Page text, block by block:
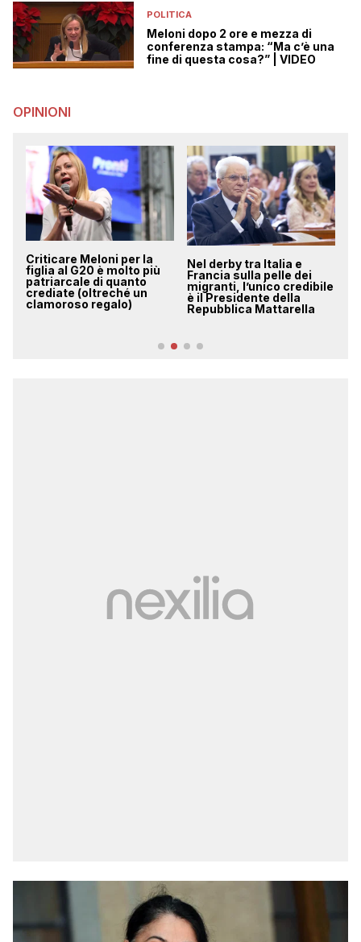
POLITICA
Meloni dopo 2 ore e mezza di
conferenza stampa: “Ma c’è una
fine di questa cosa?” | VIDEO
OPINIONI
Nel derby tra Italia e
Francia sulla pelle dei
migranti, l’unico credibile
è il Presidente della
Repubblica Mattarella
Su Carlotta Rossignoli
non c’è alcuna “invidia”,
si chiama equità sociale,
questa sconosciuta